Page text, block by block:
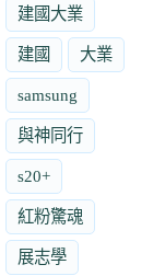
建國大業
建國 大業
samsung
與神同行
s20+
紅粉驚魂
展志學